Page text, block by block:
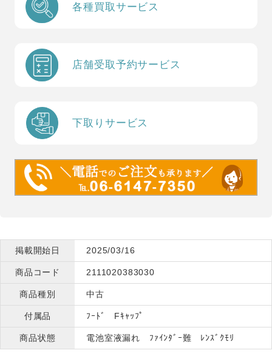
各種買取サービス
店舗受取予約サービス
下取りサービス
掲載開始日 2025/03/16
商品コード 2111020383030
商品種別 中古
付属品 ﾌｰﾄﾞ Fｷｬｯﾌﾟ
商品状態 電池室液漏れ ﾌｧｲﾝﾀﾞｰ難 ﾚﾝｽﾞｸﾓﾘ